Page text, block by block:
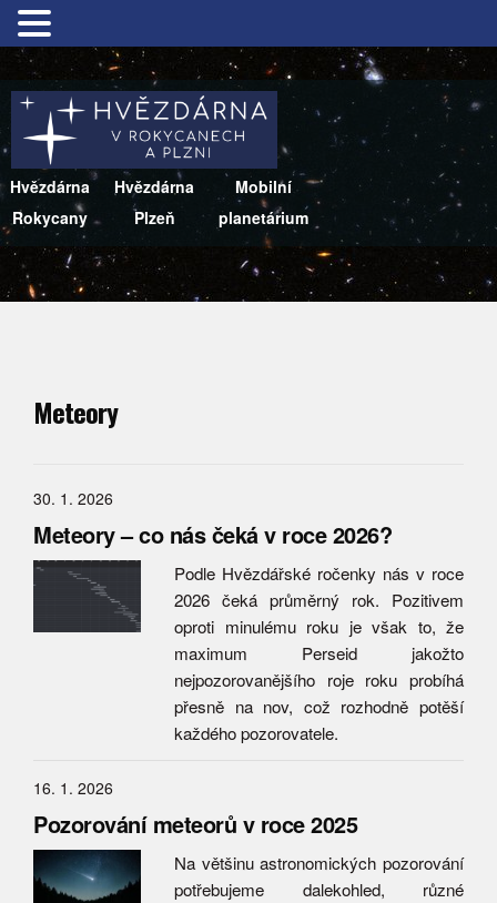
Hvězdárna
Rokycany
Hvězdárna
Plzeň
Mobilní
planetárium
Meteory
30. 1. 2026
Meteory – co nás čeká v roce 2026?
Podle Hvězdářské ročenky nás v roce
2026 čeká průměrný rok. Pozitivem
oproti minulému roku je však to, že
maximum Perseid jakožto
nejpozorovanějšího roje roku probíhá
přesně na nov, což rozhodně potěší
každého pozorovatele.
16. 1. 2026
Pozorování meteorů v roce 2025
Na většinu astronomických pozorování
potřebujeme dalekohled, různé